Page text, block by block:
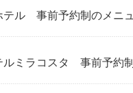
テル 事前予約制のメニ
ルミラコスタ 事前予約